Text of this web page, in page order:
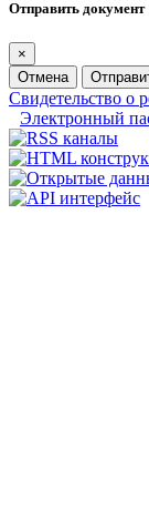
Отправить документ
×
Отмена
Свидетельство
Электронный